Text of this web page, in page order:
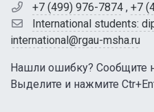
+7 (499) 976-7874 , +7
International students:
international@rgau-msha.ru
Нашли ошибку? Сообщите
Выделите и нажмите